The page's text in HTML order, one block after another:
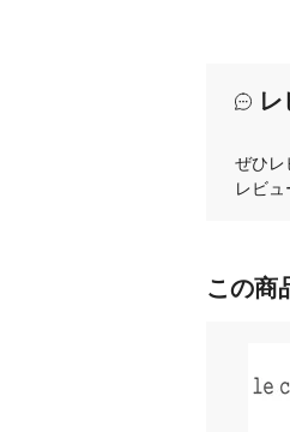
レ
ぜひレ
レビュ
この商